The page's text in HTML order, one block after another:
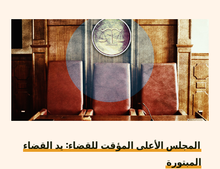
المجلس الأعلى المؤقت للقضاء: يد القضاء
المبتورة